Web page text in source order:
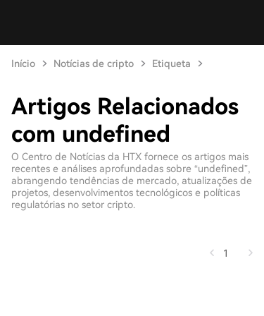
Início Notícias de cripto Etiqueta
Artigos Relacionados
com undefined
O Centro de Notícias da HTX fornece os artigos mais
recentes e análises aprofundadas sobre “undefined”,
abrangendo tendências de mercado, atualizações de
projetos, desenvolvimentos tecnológicos e políticas
regulatórias no setor cripto.
1